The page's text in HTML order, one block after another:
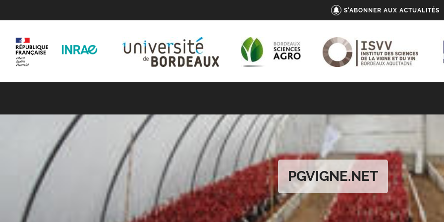
S'ABONNER AUX ACTUALITÉS
PGVIGNE.NET